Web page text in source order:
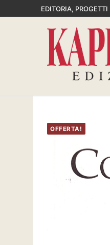
al
EDITORIA,
OFFERTA!